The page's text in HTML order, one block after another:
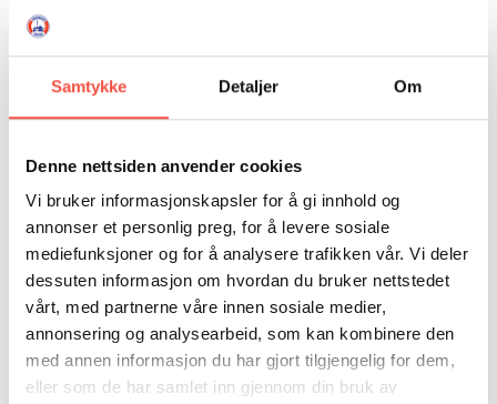
Samtykke Detaljer Om
Denne nettsiden anvender cookies
Vi bruker informasjonskapsler for å gi innhold og
annonser et personlig preg, for å levere sosiale
mediefunksjoner og for å analysere trafikken vår. Vi deler
dessuten informasjon om hvordan du bruker nettstedet
vårt, med partnerne våre innen sosiale medier,
annonsering og analysearbeid, som kan kombinere den
med annen informasjon du har gjort tilgjengelig for dem,
eller som de har samlet inn gjennom din bruk av
PERSONVERNERKLÆRING
ISHAVSQUIZ
KONTAKT
I 1898 gjekk tre små sunnmørsskuter på
selfangst. Det skulle bli starten på ei næring som
skulle få mykje å seie for søre Sunnmøre. Brandal
vart den dominerande ishavsbygda, men det kom
Tjørvåg og Remøya. Denne boka omtalar
selfangstskutene som gjekk ut frå desse
bygdene før 1920. Første tida var det fiskebåtar
ein nytta til selfangst. Seinare fekk ein
spesialbygde farty som kunne kome seg lenger
inn i isen, og som tolte betre dei vanskelege
forholda fangstfolka måtte arbeide under. Denne
boka fortel historia til 43 ishavsfarty frå «vogge